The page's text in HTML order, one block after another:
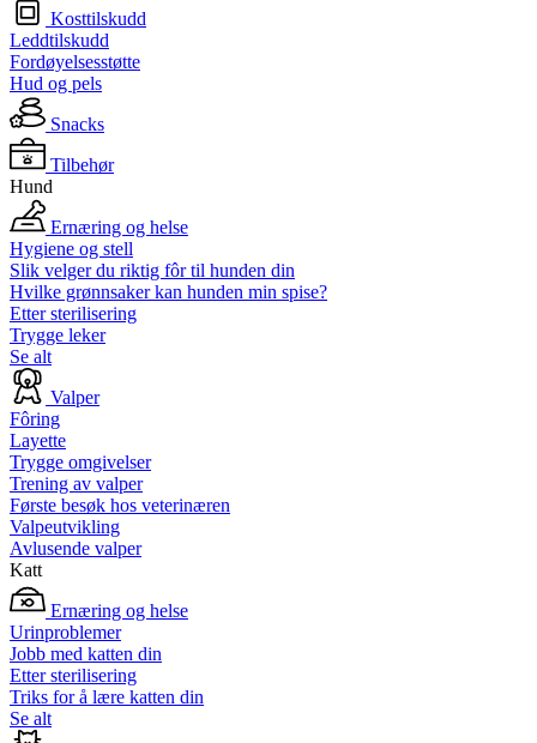
Kosttilskudd
Leddtilskudd
Fordøyelsesstøtte
Hud og pels
Snacks
Tilbehør
Hund
Ernæring og helse
Hygiene og stell
Slik velger du riktig fôr til hunden din
Hvilke grønnsaker kan hunden min spise?
Etter sterilisering
Trygge leker
Se alt
Valper
Fôring
Layette
Trygge omgivelser
Trening av valper
Første besøk hos veterinæren
Valpeutvikling
Avlusende valper
Katt
Ernæring og helse
Urinproblemer
Jobb med katten din
Etter sterilisering
Triks for å lære katten din
Se alt